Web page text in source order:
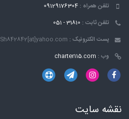
تلفن همراه : 09129176304
تلفن ثابت : 31810 - 051
پست الکترونیک : Sh842842[at]yahoo.com
وب : charter115.com
نقشه سایت